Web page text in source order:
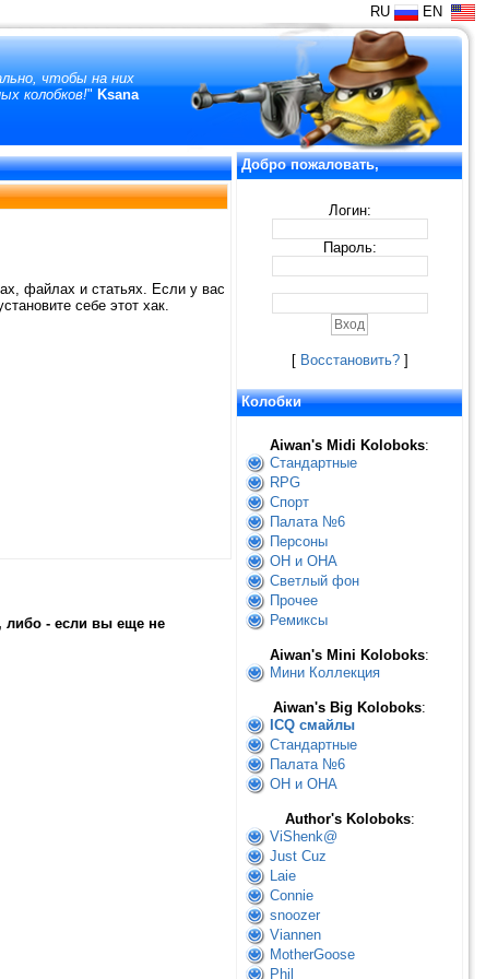
RU EN
чтобы на них
колобков!" Ksana
файлах и статьях. Если у вас
себе этот хак.
либо - если вы еще не
Добро пожаловать,
Логин:
Пароль:
[ Восстановить?]
Колобки
Aiwan's Midi Koloboks:
Стандартные
RPG
Спорт
Палата №6
Персоны
ОН и ОНА
Светлый фон
Прочее
Ремиксы
Aiwan's Mini Koloboks:
Мини Коллекция
Aiwan's Big Koloboks:
ICQ смайлы
Стандартные
Палата №6
ОН и ОНА
Author's Koloboks:
ViShenk@
Just Cuz
Laie
Connie
snoozer
Viannen
MotherGoose
Phil